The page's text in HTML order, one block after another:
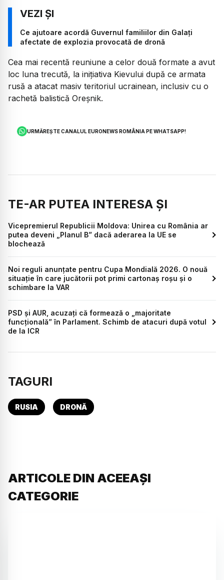
Ce ajutoare acordă Guvernul familiilor din Galați
afectate de explozia provocată de dronă
Cea mai recentă reuniune a celor două formate a avut
loc luna trecută, la inițiativa Kievului după ce armata
rusă a atacat masiv teritoriul ucrainean, inclusiv cu o
rachetă balistică Oreșnik.
URMĂREȘTE CANALUL EURONEWS ROMÂNIA PE WHATSAPP!
TE-AR PUTEA INTERESA ȘI
Vicepremierul Republicii Moldova: Unirea cu România ar
putea deveni „Planul B” dacă aderarea la UE se
blochează
Noi reguli anunțate pentru Cupa Mondială 2026. O nouă
situație în care jucătorii pot primi cartonaș roșu și o
schimbare la VAR
PSD și AUR, acuzați că formează o „majoritate
funcțională” în Parlament. Schimb de atacuri după votul
de la ICR
TAGURI
RUSIA DRONĂ
ARTICOLE DIN ACEEAȘI
CATEGORIE